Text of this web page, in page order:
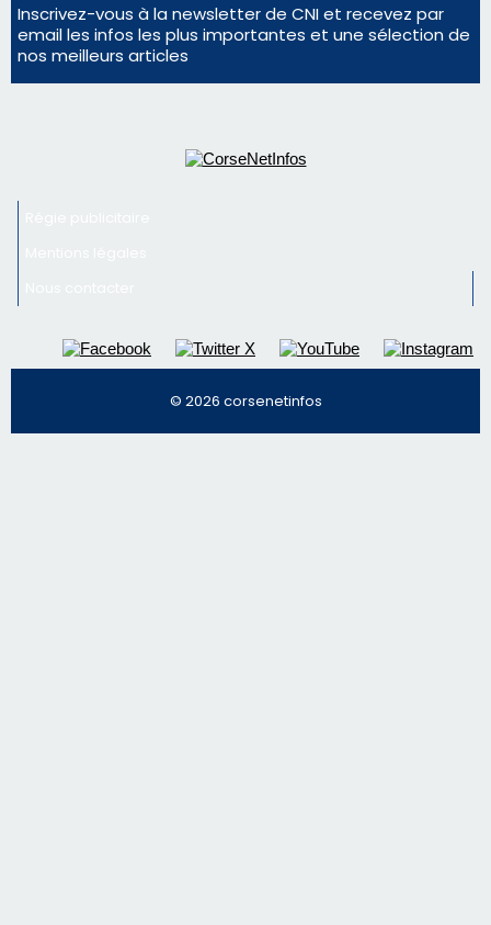
Inscrivez-vous à la newsletter de CNI et recevez par
email les infos les plus importantes et une sélection de
nos meilleurs articles
© 2026 corsenetinfos